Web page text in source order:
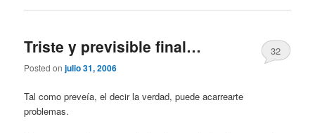
Triste y previsible final…
Posted onjulio 31, 2006
32
Tal como preveía, el decir la verdad, puede acarrearte
problemas.